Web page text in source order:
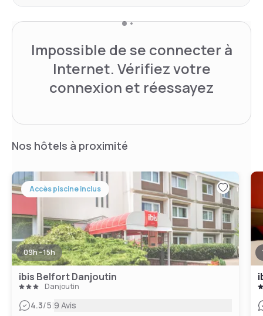
Impossible de se connecter à
Internet. Vérifiez votre
connexion et réessayez
Nos hôtels à proximité
Accès piscine inclus
09h - 15h
ibis Belfort Danjoutin
Danjoutin
4.3/5|9 Avis